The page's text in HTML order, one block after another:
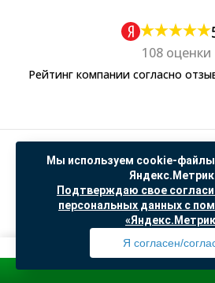
108 оценки
Рейтинг компании согласно
Политика обработки
Согласие на обработку данных
"© ООО “САНТЕХГИД”, 2026. Все права защищены.
офертой, цены и информация на сайте
Доработка и
Мы используем cookie-файлы
Подтверждаю свое
персональных данных с
Я согласен/
Профиль Товары Поиск